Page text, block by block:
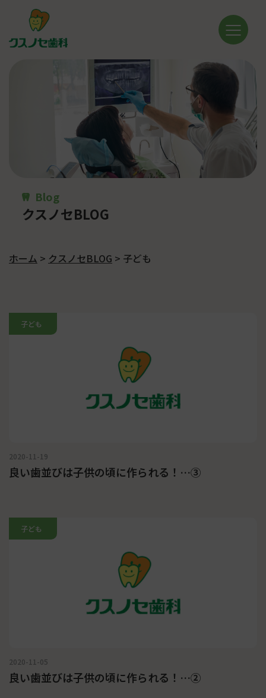
Blog
クスノセBLOG
ホーム > クスノセBLOG > 子ども
子ども
2020-11-19
良い歯並びは子供の頃に作られる！…③
子ども
2020-11-05
良い歯並びは子供の頃に作られる！…②